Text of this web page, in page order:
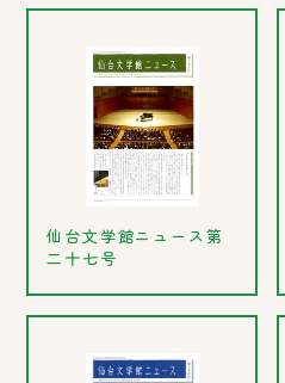
仙台文学館ニュース第
二十七号